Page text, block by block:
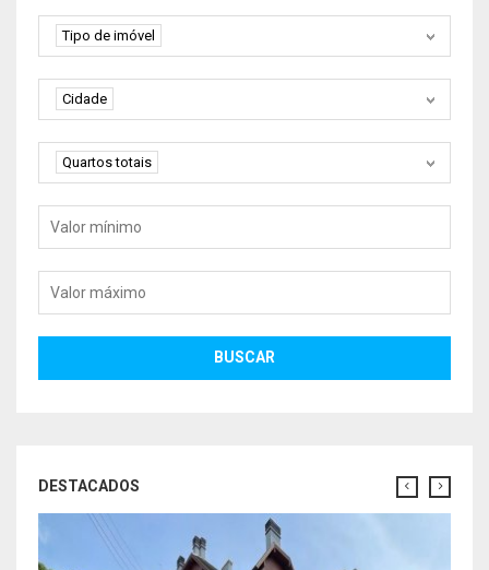
Tipo de imóvel
Tipo de imóvel
Cidade
Cidade
Quartos
Quartos totais
Valor mínimo
Valor máximo
BUSCAR
DESTACADOS